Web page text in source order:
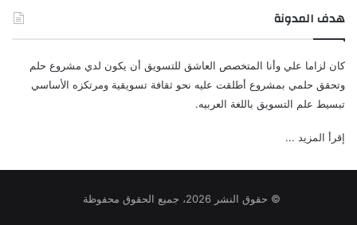
هدف المدونة
كان لزاما علي وأنا المتخصص العاشق للتسويق أن يكون لدي مشروع حلم
وتحقق حلمي بمشروع أطلقت عليه نحو ثقافة تسويقية ومرتكزه الأساسي
تبسيط علم التسويق باللغة العربيه.
إقرأ المزيد ...
© حقوق النشر 2026، جميع الحقوق محفوظة